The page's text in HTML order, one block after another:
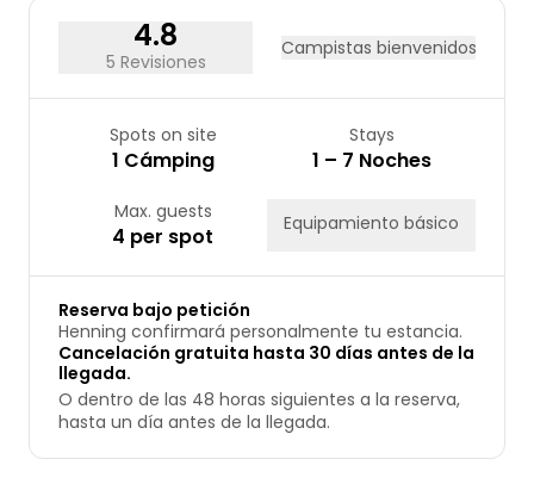
4.8
5 Revisiones
Campistas bienvenidos
Spots on site
1 Cámping
Stays
1 – 7 Noches
Max. guests
4 per spot Equipamiento básico
Reserva bajo petición
Henning confirmará personalmente tu estancia.
Cancelación gratuita hasta 30 días antes de la
llegada.
O dentro de las 48 horas siguientes a la reserva,
hasta un día antes de la llegada.